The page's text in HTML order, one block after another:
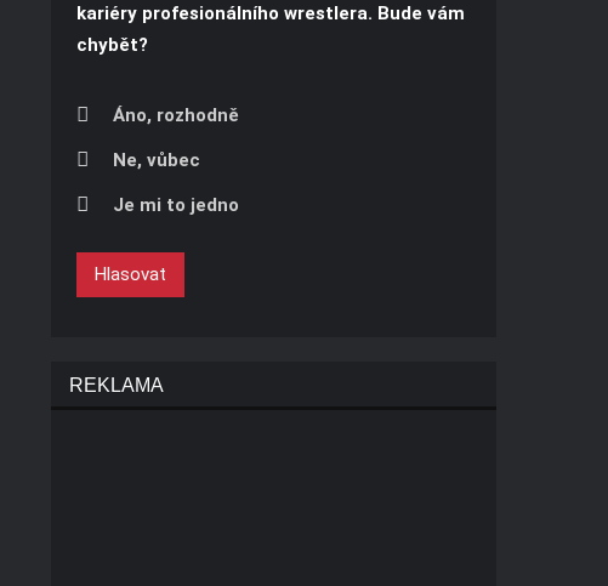
kariéry profesionálního wrestlera. Bude vám
chybět?
Áno, rozhodně
Ne, vůbec
Je mi to jedno
Hlasovat
REKLAMA